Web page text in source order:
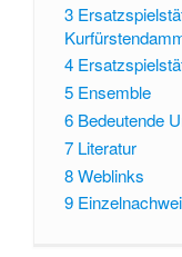
3
4
5 Ensemble
6 Bedeutende
7 Literatur
8Weblinks
9